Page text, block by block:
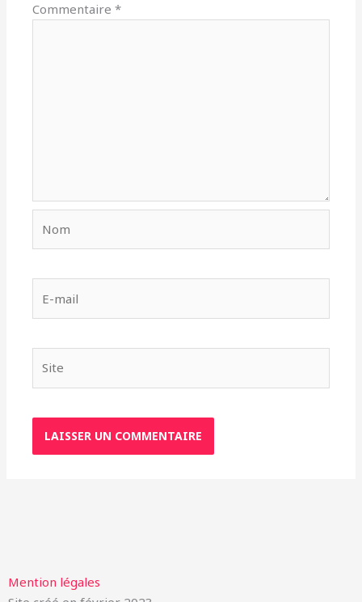
Commentaire*
mail
Mention légales